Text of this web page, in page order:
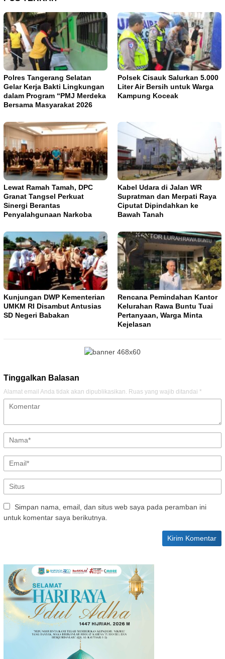
Polres Tangerang Selatan
Gelar Kerja Bakti Lingkungan
dalam Program “PMJ Merdeka
Bersama Masyarakat 2026
Polsek Cisauk Salurkan 5.000
Liter Air Bersih untuk Warga
Kampung Koceak
Lewat Ramah Tamah, DPC
Granat Tangsel Perkuat
Sinergi Berantas
Penyalahgunaan Narkoba
Kabel Udara di Jalan WR
Supratman dan Merpati Raya
Ciputat Dipindahkan ke
Bawah Tanah
Kunjungan DWP Kementerian
UMKM RI Disambut Antusias
SD Negeri Babakan
Rencana Pemindahan Kantor
Kelurahan Rawa Buntu Tuai
Pertanyaan, Warga Minta
Kejelasan
Tinggalkan Balasan
Alamat email Anda tidak akan dipublikasikan. Ruas yang wajib ditandai *
Simpan nama, email, dan situs web saya pada peramban ini
untuk komentar saya berikutnya.